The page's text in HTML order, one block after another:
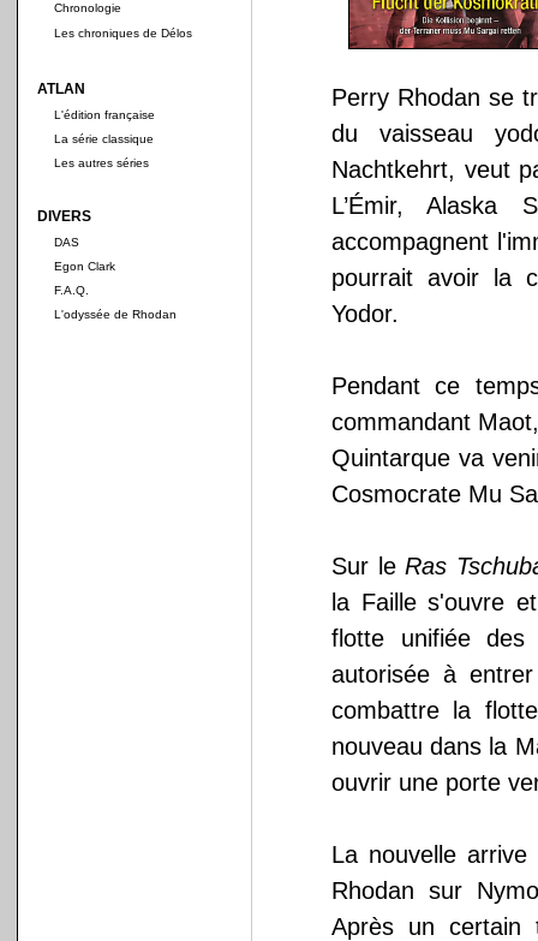
Chronologie
Les chroniques de Délos
ATLAN
L'édition française
La série classique
Les autres séries
DIVERS
DAS
Egon Clark
F.A.Q.
L'odyssée de Rhodan
Perry Rhodan se
du vaisseau
Nachtkehrt, veut
L’Émir, Alaska
accompagnent
pourrait avoir la
Yodor.
Pendant ce
commandant
Quintarque va
Cosmocrate Mu
Sur leRas
la Faille s'ouvre
flotte unifiée des
autorisée à
combattre la
nouveau dans la
ouvrir une porte
La nouvelle
Rhodan sur
Après un certain